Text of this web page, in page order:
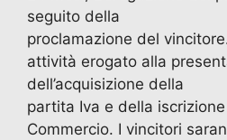
seguito della
proclamazione del
attività erogato alla
dell’acquisizione della
partita Iva e della
Commercio. I vincitori